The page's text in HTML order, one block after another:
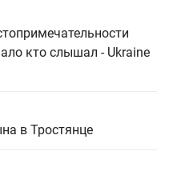
кто слышал - Ukraine
в Тростянце